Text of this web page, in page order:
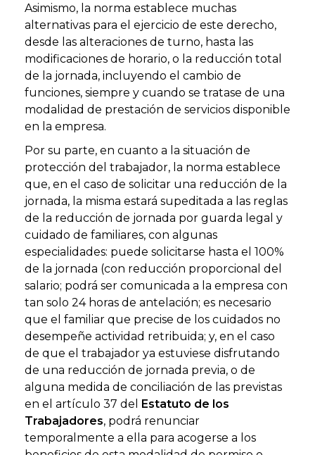
Asimismo, la norma establece muchas
alternativas para el ejercicio de este derecho,
desde las alteraciones de turno, hasta las
modificaciones de horario, o la reducción total
de la jornada, incluyendo el cambio de
funciones, siempre y cuando se tratase de una
modalidad de prestación de servicios disponible
en la empresa.
Por su parte, en cuanto a la situación de
protección del trabajador, la norma establece
que, en el caso de solicitar una reducción de la
jornada, la misma estará supeditada a las reglas
de la reducción de jornada por guarda legal y
cuidado de familiares, con algunas
especialidades: puede solicitarse hasta el 100%
de la jornada (con reducción proporcional del
salario; podrá ser comunicada a la empresa con
tan solo 24 horas de antelación; es necesario
que el familiar que precise de los cuidados no
desempeñe actividad retribuida; y, en el caso
de que el trabajador ya estuviese disfrutando
de una reducción de jornada previa, o de
alguna medida de conciliación de las previstas
en el artículo 37 del Estatuto de los
Trabajadores, podrá renunciar
temporalmente a ella para acogerse a los